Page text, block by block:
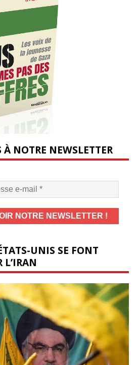
NOTRE NEWSLETTER
UNIS SE FONT